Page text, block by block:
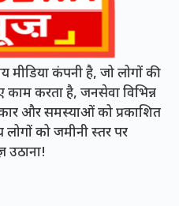
कंपनी है, जो लोगों की
करता है, जनसेवा विभिन्न
और समस्याओं को प्रकाशित
को जमीनी स्तर पर
उठाना!